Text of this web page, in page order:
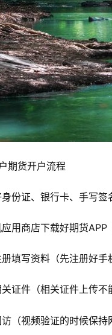
货开户流程
、银行卡、手写签名
商店下载好期货APP（
资料（先注册好手机
件（相关证件上传不能
视频验证的时候保持网